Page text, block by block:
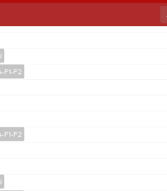
F1-F2
F1-F2